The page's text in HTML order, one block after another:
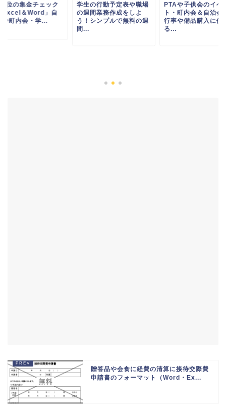
位の集金チェック
Excel＆Word」自
や町内会・学...
学生の行動予定表や職場
の週間業務作成をしよ
う！シンプルで無料の週
間...
PTAや子供会のイベ
ト・町内会＆自治会
行事や備品購入に使
る...
贈答品や会食に経費の清算に接待交際費
申請書のフォーマット（Word・Ex...